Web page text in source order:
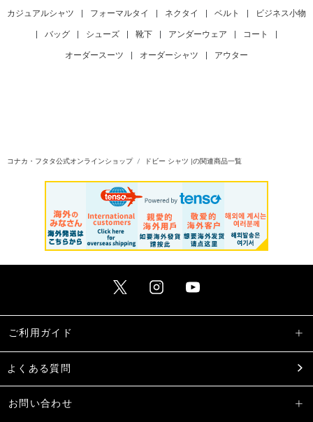
カジュアルシャツ フォーマルタイ ネクタイ ベルト ビジネス小物
バッグ シューズ 靴下 アンダーウェア コート
オーダースーツ オーダーシャツ アウター
コナカ・フタタ公式オンラインショップ ドビー シャツ |の関連商品一覧
ご利用ガイド
よくある質問
お問い合わせ